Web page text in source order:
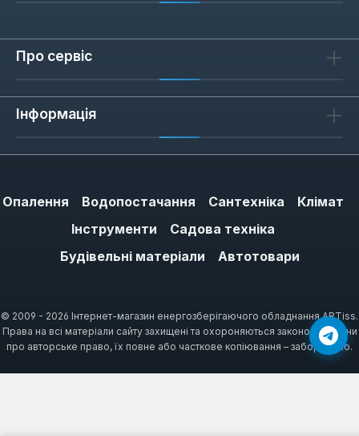
кришці з гумовим ущільнювачем вони
відкритих майданчиках. Для
ковзає в рукавичках.
Обирайте ящик за об'ємом: компактні
моделі (до 20 л) підходять для щоденного
носіння невеликого набору інструментів,
внутрішніх перегородок — вони фіксують
інструмент і запобігають тертю під час
Про сервіс
Інформація
Опалення Водопостачання Сантехніка
Клімат
Інструменти
Садова техніка
Будівельні матеріали
Автотовари
© 2009 - 2026 Інтернет-магазин енергозберігаючого обладнання ARTiss.
Права на всі матеріали сайту захищені та охороняються законом України
про авторське право, їх повне або часткове копіювання – заборонено.